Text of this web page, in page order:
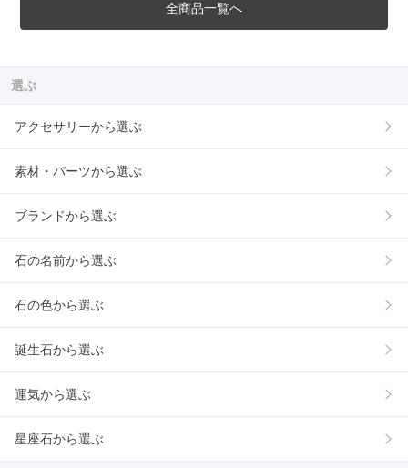
全商品一覧へ
選ぶ
アクセサリーから選ぶ
素材・パーツから選ぶ
ブランドから選ぶ
石の名前から選ぶ
石の色から選ぶ
誕生石から選ぶ
運気から選ぶ
星座石から選ぶ